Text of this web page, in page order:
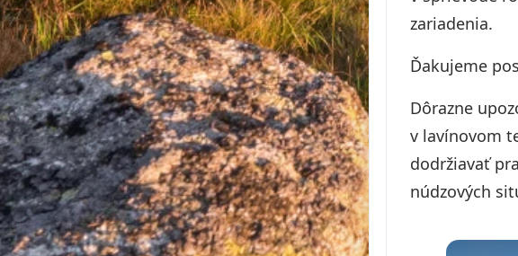
zariadenia.
Ďakujeme
Dôrazne
v lavínovom
dodržiavať
núdzových